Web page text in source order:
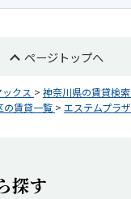
ページトップへ
クス > 神奈川県の賃貸検索
の賃貸一覧 > エステムプラ
探す